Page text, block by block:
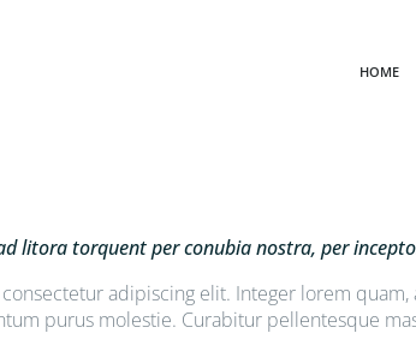
HOME
litora torquent per conubia nostra, per
adipiscing elit. Integer lorem
purus molestie. Curabitur pellentesque